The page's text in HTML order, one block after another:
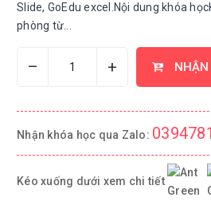
Slide, GoEdu excel.Nội dung khóa
phòng từ...
– + NHẬN
Nhận khóa học qua Zalo:
Kéo xuống dưới xem chi tiết